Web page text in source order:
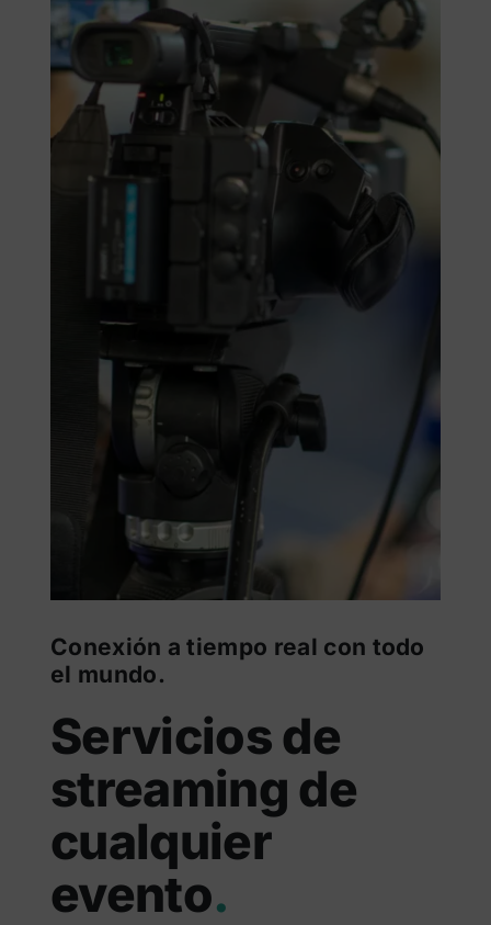
Conexión a tiempo real con todo
el mundo.
Servicios de
streaming de
cualquier
evento.